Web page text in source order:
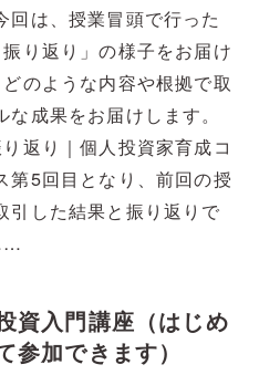
回は、授業冒頭で行った
り返り」の様子をお届け
のような内容や根拠で取
成果をお届けします。
返り｜個人投資家育成コ
第5回目となり、前回の授
引した結果と振り返りで
資入門講座（はじめ
加できます）